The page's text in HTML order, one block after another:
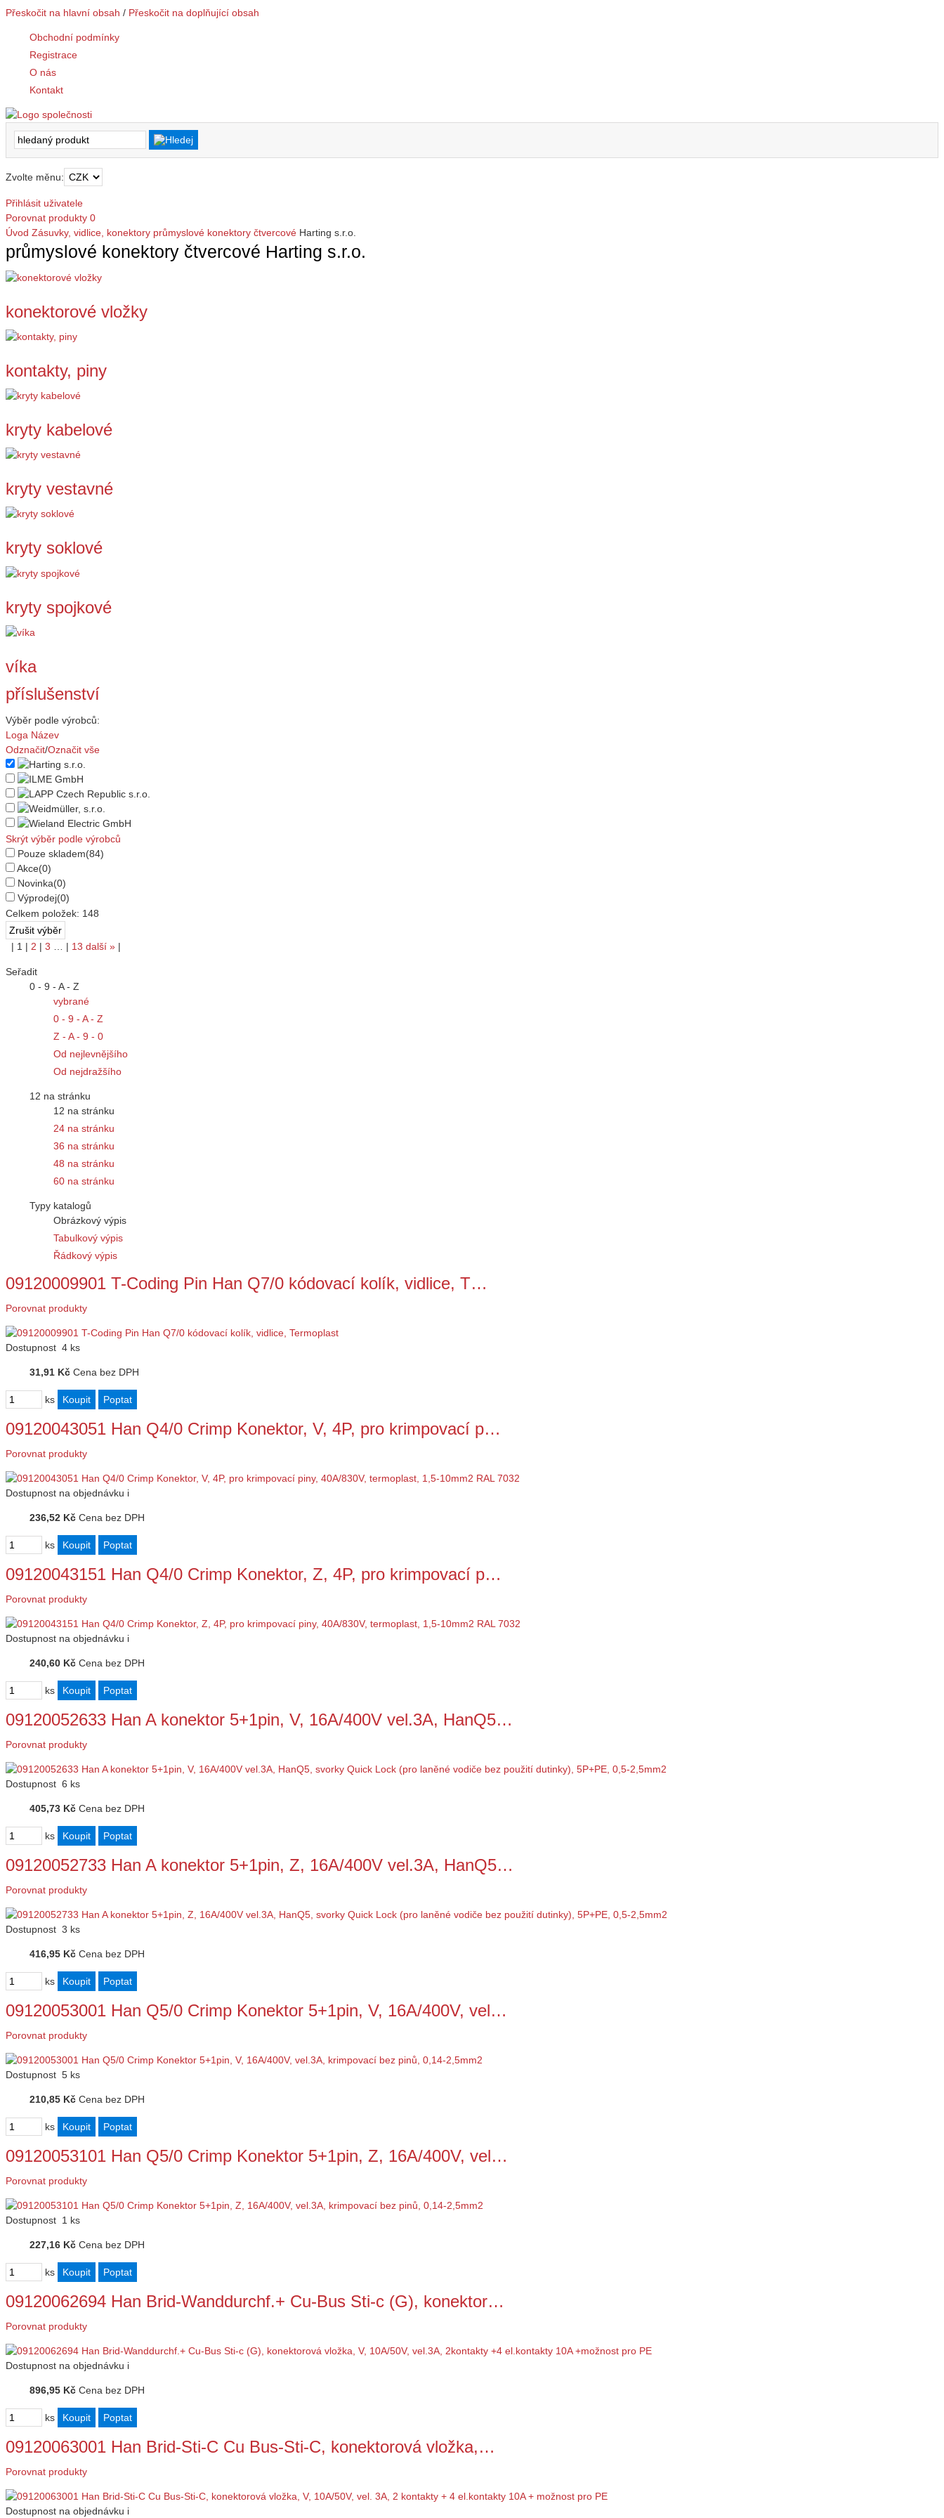
Přeskočit na hlavní obsah / Přeskočit na doplňující obsah
Obchodní podmínky
Registrace
O nás
Kontakt
Zvolte měnu:
Přihlásit uživatele
Porovnat produkty 0
Úvod Zásuvky, vidlice, konektory průmyslové konektory čtvercové Harting s.r.o.
průmyslové konektory čtvercové Harting s.r.o.
konektorové vložky
kontakty, piny
kryty kabelové
kryty vestavné
kryty soklové
kryty spojkové
víka
příslušenství
Výběr podle výrobců:
Loga Název
Odznačit/Označit vše
Skrýt výběr podle výrobců
Pouze skladem(84)
Akce(0)
Novinka(0)
Výprodej(0)
Celkem položek: 148
| 1 | 2 | 3 … | 13 další » |
Seřadit
0 - 9 - A - Z
vybrané
0 - 9 - A - Z
Z - A - 9 - 0
Od nejlevnějšího
Od nejdražšího
12 na stránku
12 na stránku
24 na stránku
36 na stránku
48 na stránku
60 na stránku
Typy katalogů
Obrázkový výpis
Tabulkový výpis
Řádkový výpis
09120009901 T-Coding Pin Han Q7/0 kódovací kolík, vidlice, T…
Porovnat produkty
Dostupnost 4 ks
31,91 Kč Cena bez DPH
ks
09120043051 Han Q4/0 Crimp Konektor, V, 4P, pro krimpovací p…
Porovnat produkty
Dostupnost na objednávku i
236,52 Kč Cena bez DPH
ks
09120043151 Han Q4/0 Crimp Konektor, Z, 4P, pro krimpovací p…
Porovnat produkty
Dostupnost na objednávku i
240,60 Kč Cena bez DPH
ks
09120052633 Han A konektor 5+1pin, V, 16A/400V vel.3A, HanQ5…
Porovnat produkty
Dostupnost 6 ks
405,73 Kč Cena bez DPH
ks
09120052733 Han A konektor 5+1pin, Z, 16A/400V vel.3A, HanQ5…
Porovnat produkty
Dostupnost 3 ks
416,95 Kč Cena bez DPH
ks
09120053001 Han Q5/0 Crimp Konektor 5+1pin, V, 16A/400V, vel…
Porovnat produkty
Dostupnost 5 ks
210,85 Kč Cena bez DPH
ks
09120053101 Han Q5/0 Crimp Konektor 5+1pin, Z, 16A/400V, vel…
Porovnat produkty
Dostupnost 1 ks
227,16 Kč Cena bez DPH
ks
09120062694 Han Brid-Wanddurchf.+ Cu-Bus Sti-c (G), konektor…
Porovnat produkty
Dostupnost na objednávku i
896,95 Kč Cena bez DPH
ks
09120063001 Han Brid-Sti-C Cu Bus-Sti-C, konektorová vložka,…
Porovnat produkty
Dostupnost na objednávku i